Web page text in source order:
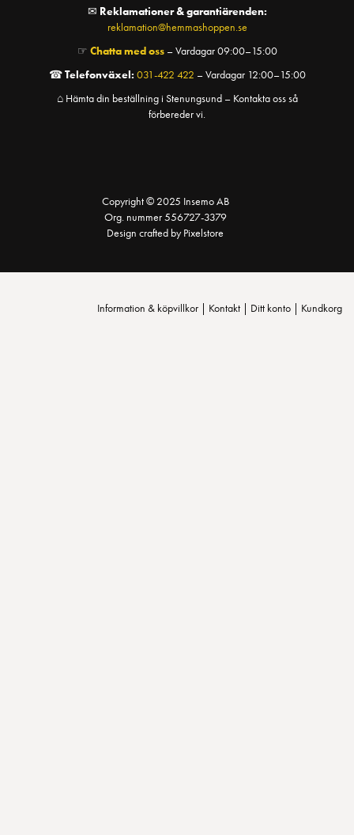
✉ Reklamationer & garantiärenden:
reklamation@hemmashoppen.se
☞ Chatta med oss– Vardagar 09:00–15:00
☎Telefonväxel: 031-422 422 – Vardagar 12:00–15:00
⌂ Hämta din beställning i Stenungsund – Kontakta oss så
förbereder vi.
Copyright © 2025 Insemo AB
Org. nummer 556727-3379
Design crafted by Pixelstore
Information & köpvillkor | Kontakt | Ditt konto | Kundkorg